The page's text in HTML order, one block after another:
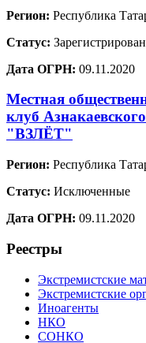
Регион: Республика
Статус:
Дата ОГРН: 09.11.2020
Местная
клуб
"ВЗЛЁТ"
Регион: Республика
Статус: Исключенные
Дата ОГРН: 09.11.2020
Реестры
Экстремистские
Экстремистские
Иноагенты
НКО
СОНКО